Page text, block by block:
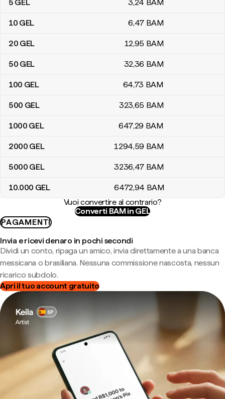
5 GEL 3,24 BAM
10 GEL 6,47 BAM
20 GEL 12,95 BAM
50 GEL 32,36 BAM
100 GEL 64,73 BAM
500 GEL 323,65 BAM
1000 GEL 647,29 BAM
2000 GEL 1294,59 BAM
5000 GEL 3236,47 BAM
10.000 GEL 6472,94 BAM
Vuoi convertire al contrario?
Converti BAM in GEL
PAGAMENTI
Invia e ricevi denaro in pochi secondi
Dividi un conto, ripaga un amico, invia direttamente a una banca
messicana o brasiliana. Nessuna commissione nascosta, nessun
ricarico subdolo.
Apri il tuo account gratuito